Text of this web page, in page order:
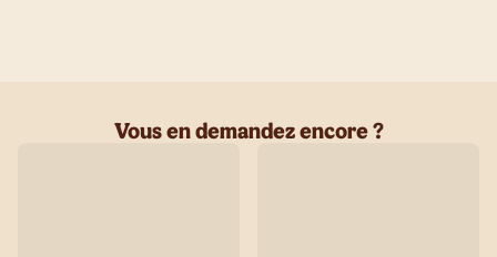
Vous en demandez encore ?